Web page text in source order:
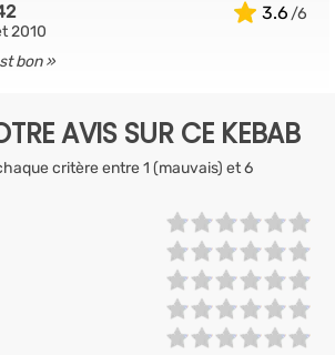
3.6
2010
bon
AVIS SUR CE KEBAB
critère entre 1 (mauvais) et 6